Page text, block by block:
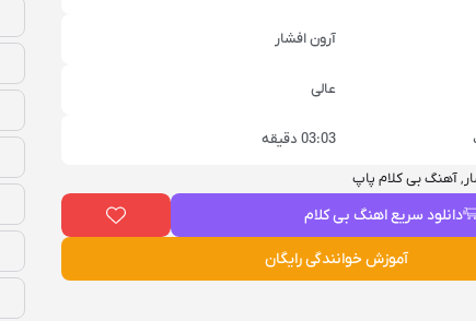
آرون افشار
عالی
03:03 دقیقه
,آهنگ بی کلام پاپ
دانلود سریع اهنگ بی کلام
آموزش خوانندگی رایگان